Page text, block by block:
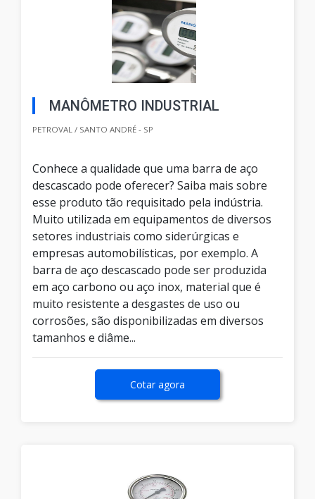
MANÔMETRO INDUSTRIAL
PETROVAL / SANTO ANDRÉ - SP
Conhece a qualidade que uma barra de aço
descascado pode oferecer? Saiba mais sobre
esse produto tão requisitado pela indústria.
Muito utilizada em equipamentos de diversos
setores industriais como siderúrgicas e
empresas automobilísticas, por exemplo. A
barra de aço descascado pode ser produzida
em aço carbono ou aço inox, material que é
muito resistente a desgastes de uso ou
corrosões, são disponibilizadas em diversos
tamanhos e diâme...
Cotar agora